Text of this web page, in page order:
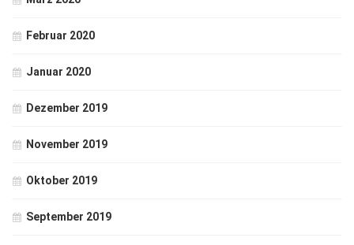
Februar 2020
Januar 2020
Dezember 2019
November 2019
Oktober 2019
September 2019